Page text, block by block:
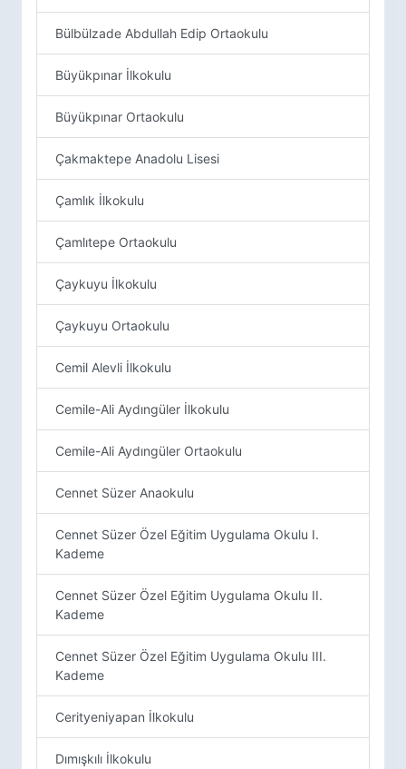
Bülbülzade Abdullah Edip Ortaokulu
Büyükpınar İlkokulu
Büyükpınar Ortaokulu
Çakmaktepe Anadolu Lisesi
Çamlık İlkokulu
Çamlıtepe Ortaokulu
Çaykuyu İlkokulu
Çaykuyu Ortaokulu
Cemil Alevli İlkokulu
Cemile-Ali Aydıngüler İlkokulu
Cemile-Ali Aydıngüler Ortaokulu
Cennet Süzer Anaokulu
Cennet Süzer Özel Eğitim Uygulama Okulu I.
Kademe
Cennet Süzer Özel Eğitim Uygulama Okulu II.
Kademe
Cennet Süzer Özel Eğitim Uygulama Okulu III.
Kademe
Cerityeniyapan İlkokulu
Dımışkılı İlkokulu